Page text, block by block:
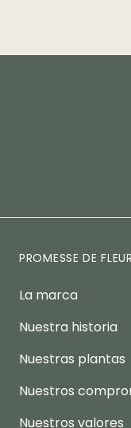
PROMESSE DE
La marca
Nuestra historia
Nuestras plantas
Nuestros
Nuestros valores